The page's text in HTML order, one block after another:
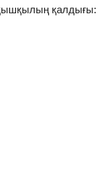
қалдығы: